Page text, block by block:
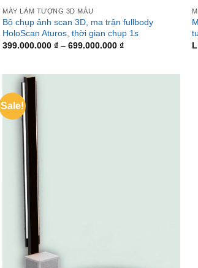
MÁY LÀM TƯỢNG 3D MÀU
Bộ chụp ảnh scan 3D, ma trận fullbody
HoloScan Aturos, thời gian chụp 1s
399.000.000₫ –699.000.000₫
Sale!